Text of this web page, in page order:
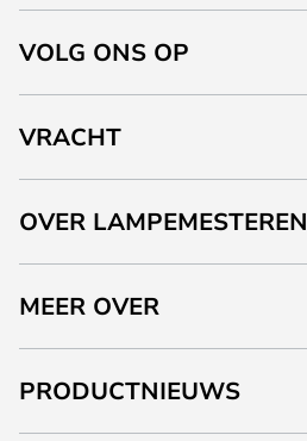
VOLG ONS OP
VRACHT
OVER LAMPEMESTEREN
MEER OVER
PRODUCTNIEUWS